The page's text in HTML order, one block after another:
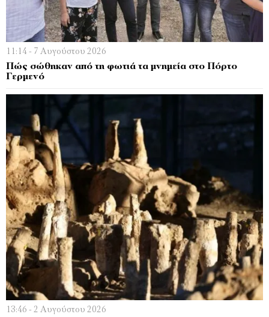
11:14 - 7 Αυγούστου 2026
Πώς σώθηκαν από τη φωτιά τα μνημεία στο Πόρτο
Γερμενό
13:46 - 2 Αυγούστου 2026